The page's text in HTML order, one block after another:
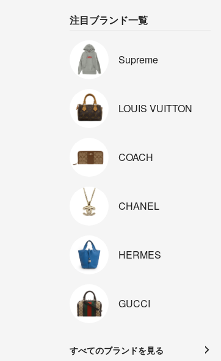
注目ブランド一覧
Supreme
LOUIS VUITTON
COACH
CHANEL
HERMES
GUCCI
すべてのブランドを見る